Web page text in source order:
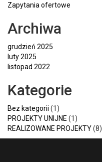
Zapytania ofertowe
Archiwa
grudzień 2025
luty 2025
listopad 2022
Kategorie
Bez kategorii (1)
PROJEKTY UNIJNE (1)
REALIZOWANE PROJEKTY(8)